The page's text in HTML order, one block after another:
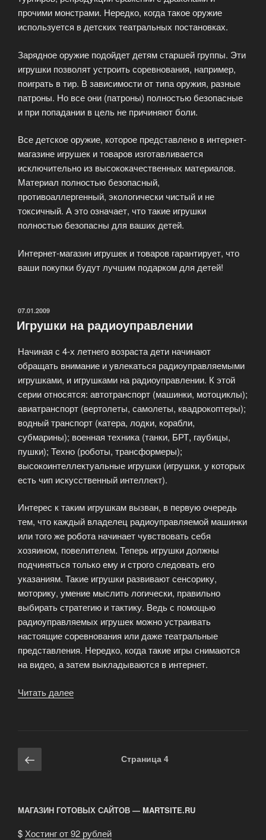
прочими монстрами. Нередко, когда такое оружие
используется в детских театральных постановках.
Зарядное оружие подойдет детям старшей группы. Эти
игрушки позволят устроить соревнования, например,
поиграть в тир. В зависимости от типа оружия, разные
патроны. Но все они (патроны) полностью безопасные
и при попадании в цель не причиняют боли.
Все детское оружие, которое представлено в интернет-
магазине игрушек и товаров изготавливается
исключительно из высококачественных материалов.
Материал полностью безопасный,
противоаллергенный, экологически чистый и не
токсичный. А это означает, что такие игрушки
полностью безопасны для ваших детей.
Интернет-магазин игрушек и товаров гарантирует, что
ваши покупки будут лучшим подарком для детей!
ОПУБЛИКОВАНО
07.01.2009
Игрушки на радиоуправлении
Начиная с 4-х летнего возраста дети начинают
обращать внимание и увлекаться радиоуправляемыми
игрушками, и игрушками на радиоуправлении. К этой
серии относятся: автотранспорт (машинки, мотоциклы);
авиатранспорт (вертолеты, самолеты, квадрокоптеры);
водный транспорт (катера, лодки, корабли,
субмарины); военная техника (танки, БРТ, гаубицы,
пушки); Техно (роботы, трансформеры);
высокоинтеллектуальные игрушки (игрушки, у которых
есть чип искусственный интеллект).
Интерес к таким игрушкам вызван, в первую очередь
тем, что каждый владелец радиоуправляемой машинки
или того же робота начинает чувствовать себя
хозяином, повелителем. Теперь игрушки должны
подчиняться только ему и строго следовать его
указаниям. Такие игрушки развивают сенсорику,
моторику, умение мыслить логически, правильно
выбирать стратегию и тактику. Ведь с помощью
радиоуправляемых игрушек можно устраивать
настоящие соревнования или даже театральные
представления. Нередко, когда такие игры снимаются
на видео, а затем выкладываются в интернет.
Читать далее
Навигация
по
Предыдущая
страница
Страница 4
МАГАЗИН ГОТОВЫХ САЙТОВ — MARTSITE.RU
$ Хостинг от 92 рублей